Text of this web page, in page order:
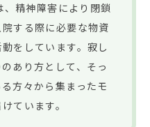
、精神障害により閉鎖
する際に必要な物資
をしています。寂し
あり方として、そっ
方々から集まったモ
ています。